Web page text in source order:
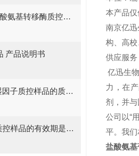
亿迅生物 天冬氨酸氨基转移酶质控样品的质控靶值是多少呢？
产品说明书
6000IU/ml类风湿因子质控样品的质控范围是多少呢？
总胆汁酸(TBA)质控样品的有效期是多久呢？
本产品
南京亿
构、高
供应服
亿迅生
力，在
剂，并
公司以“
平。我
盐酸氨